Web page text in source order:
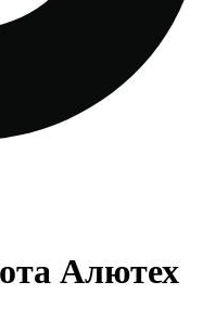
Алютех